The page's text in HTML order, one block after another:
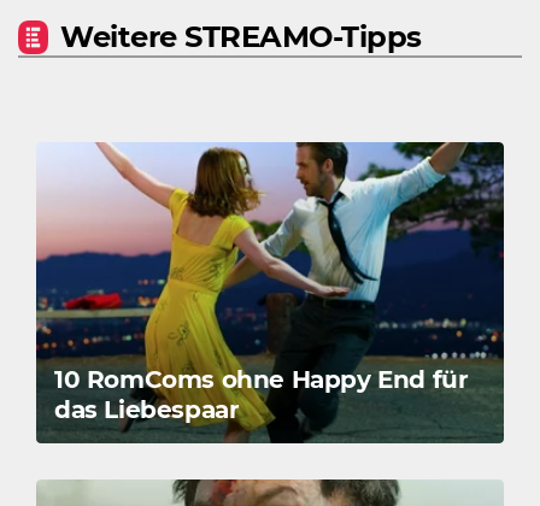
Weitere STREAMO-Tipps
10 RomComs ohne Happy End für
das Liebespaar